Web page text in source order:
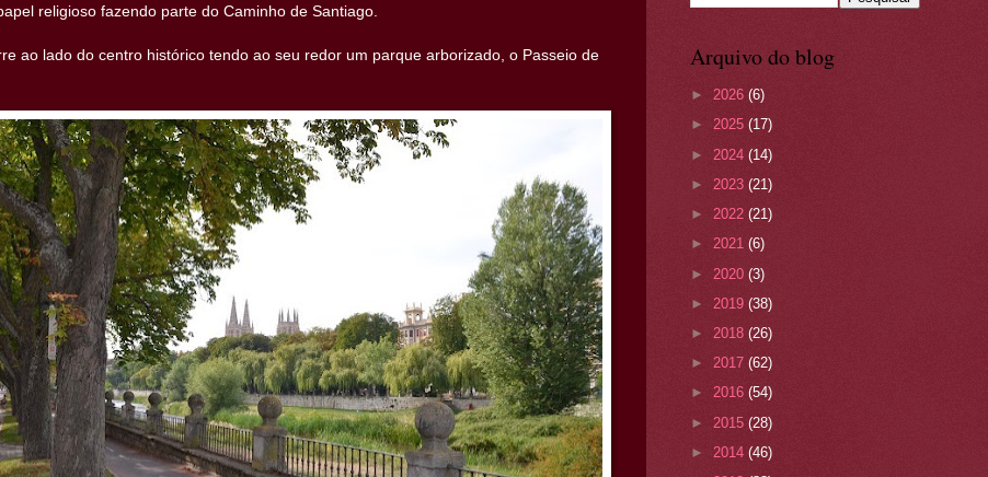
religioso fazendo parte do Caminho de Santiago.
ao lado do centro histórico tendo ao seu redor um parque arborizado, o Passeio de
Arquivo do blog
► 2026 (6)
► 2025 (17)
► 2024 (14)
► 2023 (21)
► 2022 (21)
► 2021 (6)
► 2020 (3)
► 2019 (38)
► 2018 (26)
► 2017 (62)
► 2016 (54)
► 2015 (28)
► 2014 (46)